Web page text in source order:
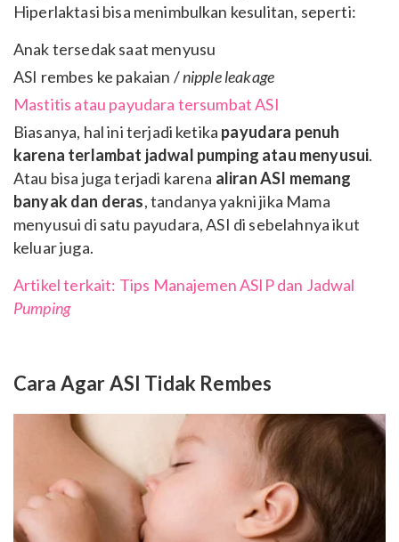
Hiperlaktasi bisa menimbulkan kesulitan, seperti:
Anak tersedak saat menyusu
ASI rembes ke pakaian /nipple leakage
Mastitis atau payudara tersumbat ASI
Biasanya, hal ini terjadi ketika payudara penuh
karena terlambat jadwal pumping atau menyusui.
Atau bisa juga terjadi karena aliran ASI memang
banyak dan deras, tandanya yakni jika Mama
menyusui di satu payudara, ASI di sebelahnya ikut
keluar juga.
Artikel terkait: Tips Manajemen ASIP dan Jadwal
Pumping
Cara Agar ASI Tidak Rembes